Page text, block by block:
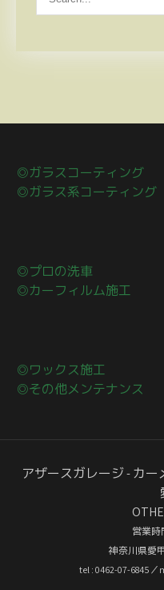
◎ガラスコーティング
◎ガラス系コーティング
◎プロの洗車
◎カーフィルム施工
◎ワックス施工
◎その他メンテナンス
アザースガレージ - カ
営業時
神奈川県愛
tel : 0462-07-6845